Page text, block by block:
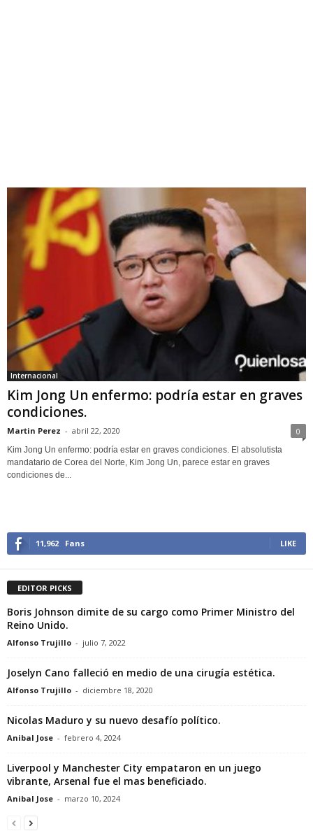
Internacional
Kim Jong Un enfermo: podría estar en graves
condiciones.
Martin Perez - abril 22, 2020 0
Kim Jong Un enfermo: podría estar en graves condiciones. El absolutista
mandatario de Corea del Norte, Kim Jong Un, parece estar en graves
condiciones de...
11,962 Fans LIKE
EDITOR PICKS
Boris Johnson dimite de su cargo como Primer Ministro del
Reino Unido.
Alfonso Trujillo - julio 7, 2022
Joselyn Cano falleció en medio de una cirugía estética.
Alfonso Trujillo - diciembre 18, 2020
Nicolas Maduro y su nuevo desafío político.
Anibal Jose - febrero 4, 2024
Liverpool y Manchester City empataron en un juego
vibrante, Arsenal fue el mas beneficiado.
Anibal Jose - marzo 10, 2024